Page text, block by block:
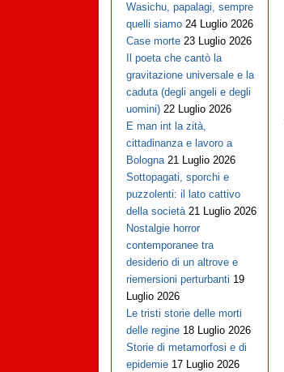
Wasichu, papalagi, sempre
quelli siamo 24 Luglio 2026
Case morte 23 Luglio 2026
Il poeta che cantò la
gravitazione universale e la
caduta (degli angeli e degli
uomini) 22 Luglio 2026
E man int la zità,
cittadinanza e lavoro a
Bologna 21 Luglio 2026
Sottopagati, sporchi e
puzzolenti: il lato cattivo
della società 21 Luglio 2026
Nostalgie horror
contemporanee tra
desiderio di un altrove e
riemersioni perturbanti 19
Luglio 2026
Le tristi storie delle morti
delle regine 18 Luglio 2026
Storie di metamorfosi e di
epidemie 17 Luglio 2026